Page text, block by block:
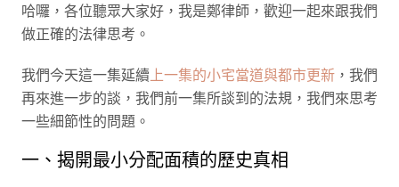
哈囉，各位聽眾大家好，我是鄭律師，歡迎一起來跟我們
做正確的法律思考。
我們今天這一集延續上一集的小宅當道與都市更新 ，我們
再來進一步的談，我們前一集所談到的法規，我們來思考
一些細節性的問題。
一、揭開最小分配面積的歷史真相